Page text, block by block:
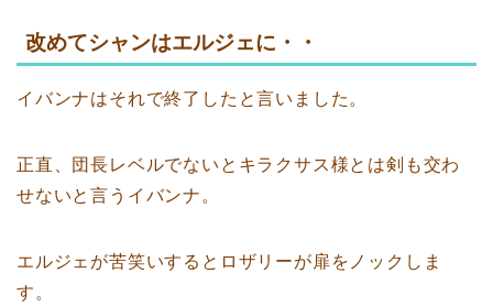
改めてシャンはエルジェに・・
イバンナはそれで終了したと言いました。
正直、団長レベルでないとキラクサス様とは剣も交わ
せないと言うイバンナ。
エルジェが苦笑いするとロザリーが扉をノックしま
す。